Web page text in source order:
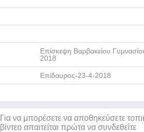
Επίσκεψη Βαρβακείου
2018
Επίδαυρος-23-4-2018
Για να μπορέσετε να αποθηκεύσετε
βίντεο απαιτείται πρώτα να συνδεθείτε